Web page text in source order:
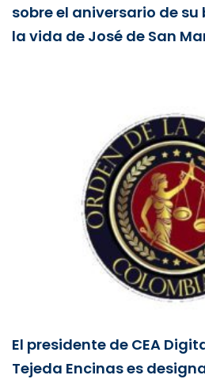
sobre el aniversario de
la vida de José de San
El presidente de CEA
Tejeda Encinas es